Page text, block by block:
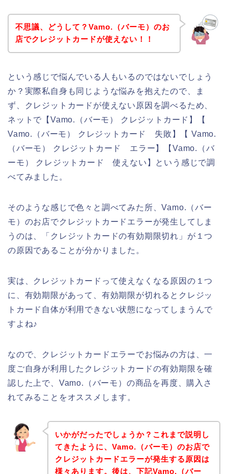
不思議、どうして？Vamo.（バーモ）のお
店でクレジットカードが使えない！！
という感じで悩んでいる人もいるのではないでしょう
か？実際私自身も同じような悩みを抱えたので、ま
ず、クレジットカードが使えない原因を調べるため、
ネットで【Vamo.（バーモ） クレジットカード】【
Vamo.（バーモ） クレジットカード 失敗】【 Vamo.
（バーモ） クレジットカード エラー】【Vamo.（バ
ーモ） クレジットカード 使えない】という感じで調
べてみました。
そのような感じで色々と調べてみた所、Vamo.（バー
モ）のお店でクレジットカードエラーが発生してしま
うのは、「クレジットカードの有効期限切れ」が１つ
の原因であることが分かりました。
実は、クレジットカードって使えなくなる原因の１つ
に、有効期限があって、有効期限が切れるとクレジッ
トカード自体が利用できない状態になってしまうんで
すよね♪
なので、クレジットカードエラーでお悩みの方は、一
度ご自身が利用したクレジットカードの有効期限を確
認した上で、Vamo.（バーモ）の商品を再度、購入さ
れてみることをオススメします。
いかがだったでしょうか？これまで説明し
てきたように、Vamo.（バーモ）のお店で
クレジットカードエラーが発生する原因は
様々あります。後は、下記Vamo.（バー